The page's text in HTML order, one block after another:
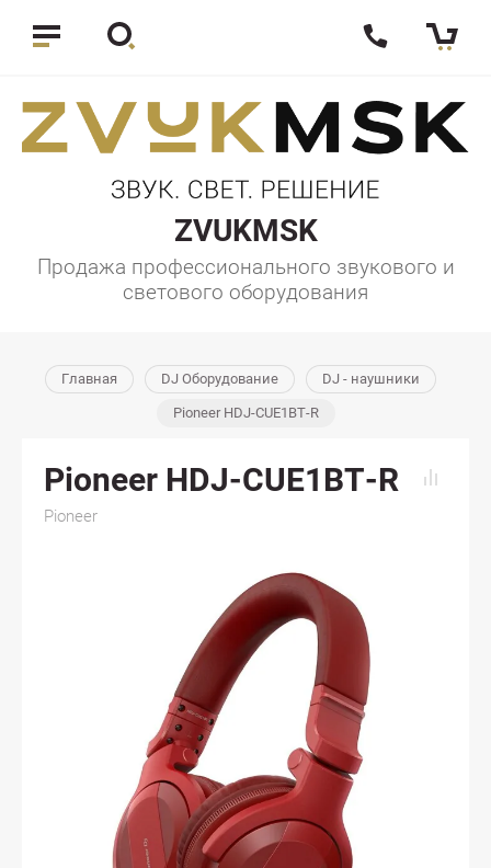
ZVUKMSK
Продажа профессионального звукового и
светового оборудования
Главная DJ Оборудование DJ - наушники
Pioneer HDJ-CUE1BT-R
Pioneer HDJ-CUE1BT-R
Pioneer